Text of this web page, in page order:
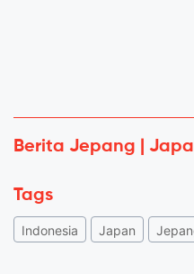
Berita Jepang |
Tags
Indonesia Japan